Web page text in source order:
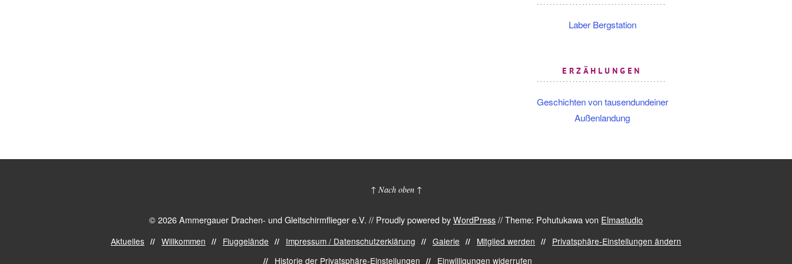
Laber Bergstation
ERZÄHLUNGEN
Geschichten von tausendundeiner
Außenlandung
↑ Nach oben ↑
© 2026 Ammergauer Drachen- und Gleitschirmflieger e.V. // Proudly powered byWordPress//Theme: Pohutukawa von Elmastudio
Aktuelles Willkommen Fluggelände Impressum / Datenschutzerklärung Galerie Mitglied werden
Privatsphäre-Einstellungen ändern
Historie der Privatsphäre-Einstellungen
Einwilligungen widerrufen